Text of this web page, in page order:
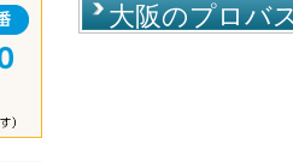
大阪のプロバ